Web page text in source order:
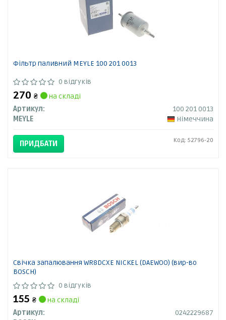
Фільтр паливний MEYLE 100 201 0013
0 відгуків
270 ₴
на складі
Артикул:
100 201 0013
MEYLE
Німеччина
ПРИДБАТИ Код: 52796-20
Свічка запалювання WR8DCXE NICKEL (DAEWOO) (вир-во
BOSCH)
0 відгуків
155 ₴
на складі
Артикул:
0242229687